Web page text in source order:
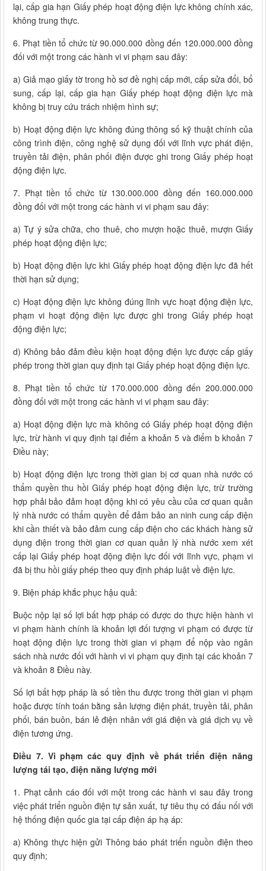
lại, cấp gia hạn Giấy phép hoạt động điện lực không chính xác,
không trung thực.
6. Phạt tiền tổ chức từ 90.000.000 đồng đến 120.000.000 đồng
đối với một trong các hành vi vi phạm sau đây:
a) Giả mạo giấy tờ trong hồ sơ đề nghị cấp mới, cấp sửa đổi, bổ
sung, cấp lại, cấp gia hạn Giấy phép hoạt động điện lực mà
không bị truy cứu trách nhiệm hình sự;
b) Hoạt động điện lực không đúng thông số kỹ thuật chính của
công trình điện, công nghệ sử dụng đối với lĩnh vực phát điện,
truyền tải điện, phân phối điện được ghi trong Giấy phép hoạt
động điện lực.
7. Phạt tiền tổ chức từ 130.000.000 đồng đến 160.000.000
đồng đối với một trong các hành vi vi phạm sau đây:
a) Tự ý sửa chữa, cho thuê, cho mượn hoặc thuê, mượn Giấy
phép hoạt động điện lực;
b) Hoạt động điện lực khi Giấy phép hoạt động điện lực đã hết
thời hạn sử dụng;
c) Hoạt động điện lực không đúng lĩnh vực hoạt động điện lực,
phạm vi hoạt động điện lực được ghi trong Giấy phép hoạt
động điện lực;
d) Không bảo đảm điều kiện hoạt động điện lực được cấp giấy
phép trong thời gian quy định tại Giấy phép hoạt động điện lực.
8. Phạt tiền tổ chức từ 170.000.000 đồng đến 200.000.000
đồng đối với một trong các hành vi vi phạm sau đây:
a) Hoạt động điện lực mà không có Giấy phép hoạt động điện
lực, trừ hành vi quy định tại điểm a khoản 5 và điểm b khoản 7
Điều này;
b) Hoạt động điện lực trong thời gian bị cơ quan nhà nước có
thẩm quyền thu hồi Giấy phép hoạt động điện lực, trừ trường
hợp phải bảo đảm hoạt động khi có yêu cầu của cơ quan quản
lý nhà nước có thẩm quyền để đảm bảo an ninh cung cấp điện
khi cần thiết và bảo đảm cung cấp điện cho các khách hàng sử
dụng điện trong thời gian cơ quan quản lý nhà nước xem xét
cấp lại Giấy phép hoạt động điện lực đối với lĩnh vực, phạm vi
đã bị thu hồi giấy phép theo quy định pháp luật về điện lực.
9. Biện pháp khắc phục hậu quả:
Buộc nộp lại số lợi bất hợp pháp có được do thực hiện hành vi
vi phạm hành chính là khoản lợi đối tượng vi phạm có được từ
hoạt động điện lực trong thời gian vi phạm để nộp vào ngân
sách nhà nước đối với hành vi vi phạm quy định tại các khoản 7
và khoản 8 Điều này.
Số lợi bất hợp pháp là số tiền thu được trong thời gian vi phạm
hoặc được tính toán bằng sản lượng điện phát, truyền tải, phân
phối, bán buôn, bán lẻ điện nhân với giá điện và giá dịch vụ về
điện tương ứng.
Điều 7. Vi phạm các quy định về phát triển điện năng
lượng tái tạo, điện năng lượng mới
1. Phạt cảnh cáo đối với một trong các hành vi sau đây trong
việc phát triển nguồn điện tự sản xuất, tự tiêu thụ có đấu nối với
hệ thống điện quốc gia tại cấp điện áp hạ áp:
a) Không thực hiện gửi Thông báo phát triển nguồn điện theo
quy định;